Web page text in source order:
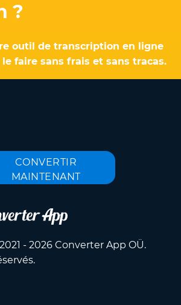
?
outil de transcription en ligne
faire sans frais et sans tracas.
CONVERTIR
MAINTENANT
- 2026 Converter App OÜ.